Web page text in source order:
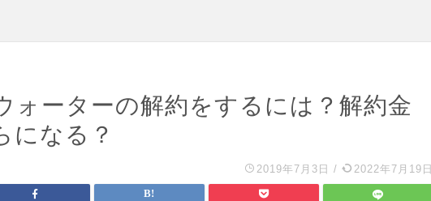
ォーターの解約をするには？解約金
になる？
2019年7月3日 / 2022年7月19日